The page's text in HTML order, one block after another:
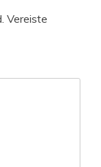
Vereiste